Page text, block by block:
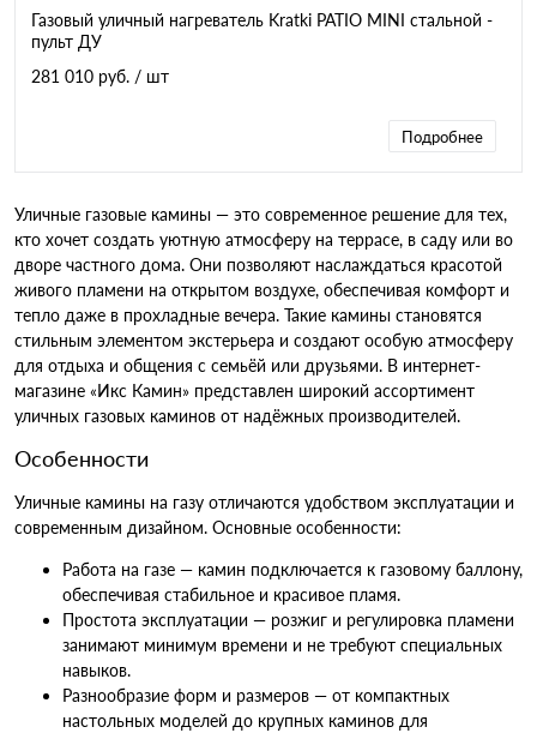
Газовый уличный нагреватель Kratki PATIO MINI стальной -
пульт ДУ
281 010 руб. / шт
Подробнее
Уличные газовые камины — это современное решение для тех,
кто хочет создать уютную атмосферу на террасе, в саду или во
дворе частного дома. Они позволяют наслаждаться красотой
живого пламени на открытом воздухе, обеспечивая комфорт и
тепло даже в прохладные вечера. Такие камины становятся
стильным элементом экстерьера и создают особую атмосферу
для отдыха и общения с семьёй или друзьями. В интернет-
магазине «Икс Камин» представлен широкий ассортимент
уличных газовых каминов от надёжных производителей.
Особенности
Уличные камины на газу отличаются удобством эксплуатации и
современным дизайном. Основные особенности:
Работа на газе — камин подключается к газовому баллону,
обеспечивая стабильное и красивое пламя.
Простота эксплуатации — розжиг и регулировка пламени
занимают минимум времени и не требуют специальных
навыков.
Разнообразие форм и размеров — от компактных
настольных моделей до крупных каминов для